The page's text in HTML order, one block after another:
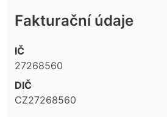
Fakturační údaje
IČ
27268560
DIČ
CZ27268560